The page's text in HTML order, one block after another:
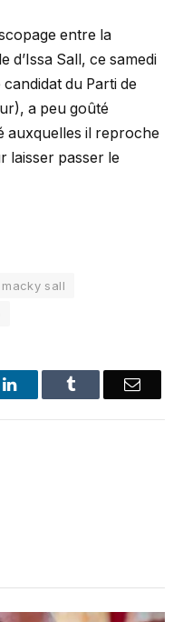
entre la
d’Issa Sall, ce samedi
du Parti de
a peu goûté
auxquelles il reproche
laisser passer le
macky sall
LinkedInTumblr Email